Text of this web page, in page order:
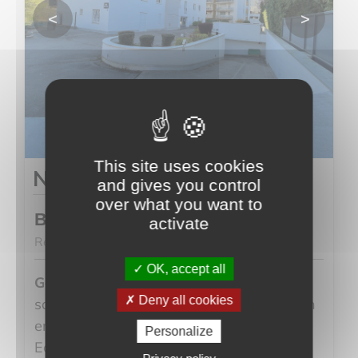
< >
Besançon
Ref. 103
Garage de 14m2- Garage fermé situé en
sous-sol d’une copropriété soignée et bien
entretenue dans le quartier de Fontaine
Ecu.
Nous consulter
This site uses cookies
and gives you control
over what you want to
activate
OK, accept all
Deny all cookies
Personalize